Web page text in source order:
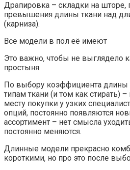
Драпировка – складки на шторе,
превышения длины ткани над
(карниза).
Все модели в пол её имеют
Это важно, чтобы не выглядело
простыня
По выбору коэффициента длины
типам ткани (и том как стирать) –
месту покупки у узких
опций, постоянно появляются
ассортимент – нет смысла
постоянно меняются.
Длинные модели прекрасно
короткими, но про это после